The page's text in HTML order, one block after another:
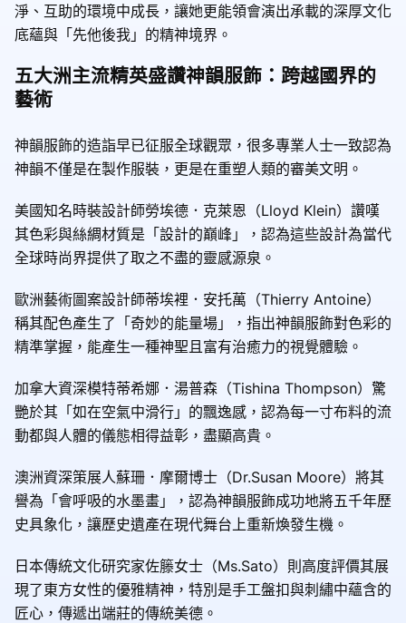
淨、互助的環境中成長，讓她更能領會演出承載的深厚文化
底蘊與「先他後我」的精神境界。
五大洲主流精英盛讚神韻服飾：跨越國界的
藝術
神韻服飾的造詣早已征服全球觀眾，很多專業人士一致認為
神韻不僅是在製作服裝，更是在重塑人類的審美文明。
美國知名時裝設計師勞埃德．克萊恩（Lloyd Klein）讚嘆
其色彩與絲綢材質是「設計的巔峰」，認為這些設計為當代
全球時尚界提供了取之不盡的靈感源泉。
歐洲藝術圖案設計師蒂埃裡．安托萬（Thierry Antoine）
稱其配色產生了「奇妙的能量場」，指出神韻服飾對色彩的
精準掌握，能產生一種神聖且富有治癒力的視覺體驗。
加拿大資深模特蒂希娜．湯普森（Tishina Thompson）驚
艷於其「如在空氣中滑行」的飄逸感，認為每一寸布料的流
動都與人體的儀態相得益彰，盡顯高貴。
澳洲資深策展人蘇珊．摩爾博士（Dr.Susan Moore）將其
譽為「會呼吸的水墨畫」，認為神韻服飾成功地將五千年歷
史具象化，讓歷史遺產在現代舞台上重新煥發生機。
日本傳統文化研究家佐籐女士（Ms.Sato）則高度評價其展
現了東方女性的優雅精神，特別是手工盤扣與刺繡中蘊含的
匠心，傳遞出端莊的傳統美德。